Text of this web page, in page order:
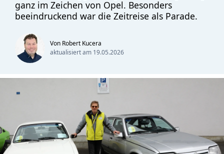
ganz im Zeichen von Opel. Besonders
beeindruckend war die Zeitreise als Parade.
Von Robert Kucera
aktualisiert am 19.05.2026